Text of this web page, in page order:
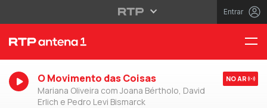
Entrar
O Movimento das Coisas
Mariana Oliveira com Joana Bértholo, David
Erlich e Pedro Levi Bismarck
NO AR